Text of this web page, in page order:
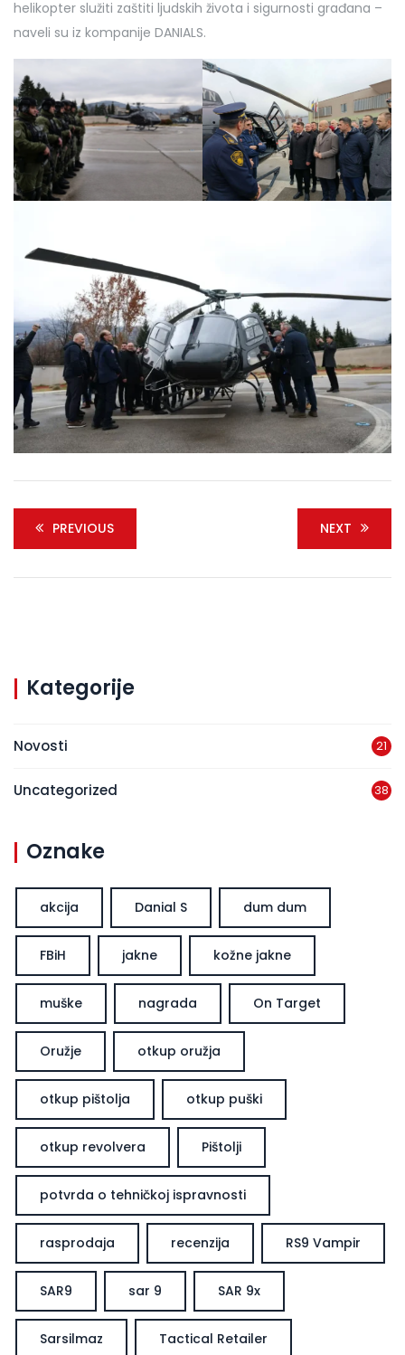
helikopter služiti zaštiti ljudskih života i sigurnosti građana –
naveli su iz kompanije DANIALS.
PREVIOUS NEXT
Kategorije
Novosti 21
Uncategorized 38
Oznake
akcija Danial S dum dum
FBiH jakne kožne jakne
muške nagrada On Target
Oružje otkup oružja
otkup pištolja otkup puški
otkup revolvera Pištolji
potvrda o tehničkoj ispravnosti
rasprodaja recenzija RS9 Vampir
SAR9 sar 9 SAR 9x
Sarsilmaz Tactical Retailer